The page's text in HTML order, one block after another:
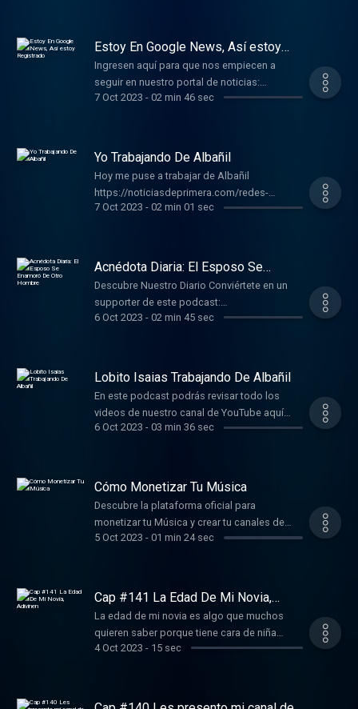
divertida--5806312/support .
Estoy En Google News, Así estoy
Registrado
Ingresen aquí para que nos empiecen a
seguir en nuestro portal de noticias:
https://bit.ly/3RLWryT Conviértete en un
divertida--5806312/support .
7 Oct 2023 - 02 min 46 sec
Yo Trabajando De Albañil
Hoy me puse a trabajar de Albañil
https://noticiasdeprimera.com/redes-
sociales/como-monetizar-tiktok/ Conviértete
divertida--5806312/support .
7 Oct 2023 - 02 min 01 sec
Acnédota Diaria: El Esposo Se
Enamoró De Otro Hombre
Descubre Nuestro Diario Conviértete en un
supporter de este podcast:
https://www.spreaker.com/podcast/comedia-
6 Oct 2023 - 02 min 45 sec
Lobito Isaias Trabajando De Albañil
En este podcast podrás revisar todo los
videos de nuestro canal de YouTube aquí
https://youtu.be/Jx7OHckRL8Y?
https://www.spreaker.com/podcast/comedia-
6 Oct 2023 - 03 min 36 sec
Cómo Monetizar Tu Música
Descubre la plataforma oficial para
monetizar tu Música y crear tu canales de
Artista Visita:
supporter de este podcast:
https://www.spreaker.com/podcast/comedia-
divertida--5806312/support .
5 Oct 2023 - 01 min 24 sec
Cap #141 La Edad De Mi Novia,
Adivinen
La edad de mi novia es algo que muchos
quieren saber porque tiene cara de niña
https://ffm.bio/lobitoisaias Conviértete en un
4 Oct 2023 - 15 sec